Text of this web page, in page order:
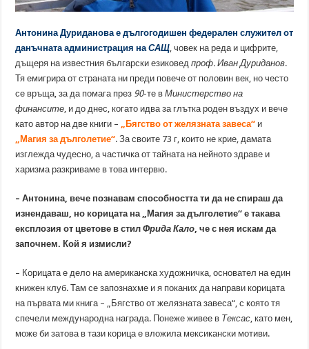
Антонина Дуриданова е дългогодишен федерален служител от
данъчната администрация наСАЩ, човек на реда и цифрите,
дъщеря на известния български езиковедпроф. Иван Дуриданов.
Тя емигрира от страната ни преди повече от половин век, но често
се връща, за да помага през 90-те вМинистерство на
финансите, и до днес, когато идва за глътка роден въздух и вече
като автор на две книги – „Бягство от желязната завеса“ и
„Магия за дълголетие“. За своите 73 г, които не крие, дамата
изглежда чудесно, а частичка от тайната на нейното здраве и
харизма разкриваме в това интервю.
– Антонина, вече познавам способността ти да не спираш да
изнендаваш, но корицата на „Магия за дълголетие“ е такава
експлозия от цветове в стилФрида Кало, че с нея искам да
започнем. Кой я измисли?
– Корицата е дело на американска художничка, основател на един
книжен клуб. Там се запознахме и я поканих да направи корицата
на първата ми книга – „Бягство от желязната завеса“, с която тя
спечели международна награда. Понеже живее в Тексас, като мен,
може би затова в тази корица е вложила мексикански мотиви.